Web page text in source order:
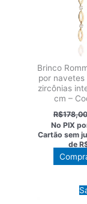
Brinco
por navetes
zircônias
cm –
R$178,00
No PIX
Cartão sem
de